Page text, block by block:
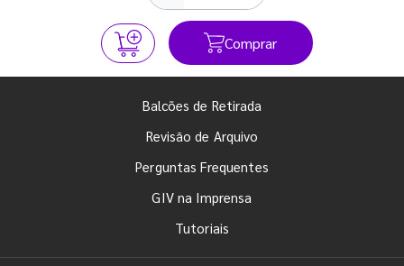
Comprar
Balcões de Retirada
Revisão de Arquivo
Perguntas Frequentes
GIV na Imprensa
Tutoriais